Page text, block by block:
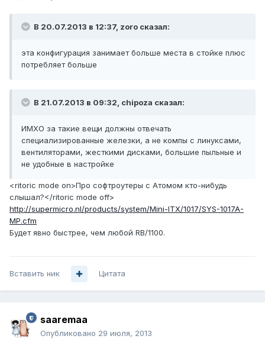
В 20.07.2013 в 12:37, zoro сказал:
эта конфигурация занимает больше места в стойке плюс
потребляет больше
В 21.07.2013 в 09:32, chipoza сказал:
ИМХО за такие вещи должны отвечать
специализированные железки, а не компы с линуксами,
вентиляторами, жесткими дисками, большие пыльные и
не удобные в настройке
<ritoric mode on>Про софтроутеры с Атомом кто-нибудь
слышал?</ritoric mode off>
http://supermicro.nl/products/system/Mini-ITX/1017/SYS-1017A-
MP.cfm
Будет явно быстрее, чем любой RB/1100.
Вставить ник Цитата
saaremaa
Опубликовано 29 июля, 2013